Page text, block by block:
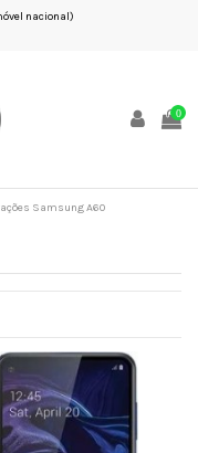
nacional)
0
Samsung A60